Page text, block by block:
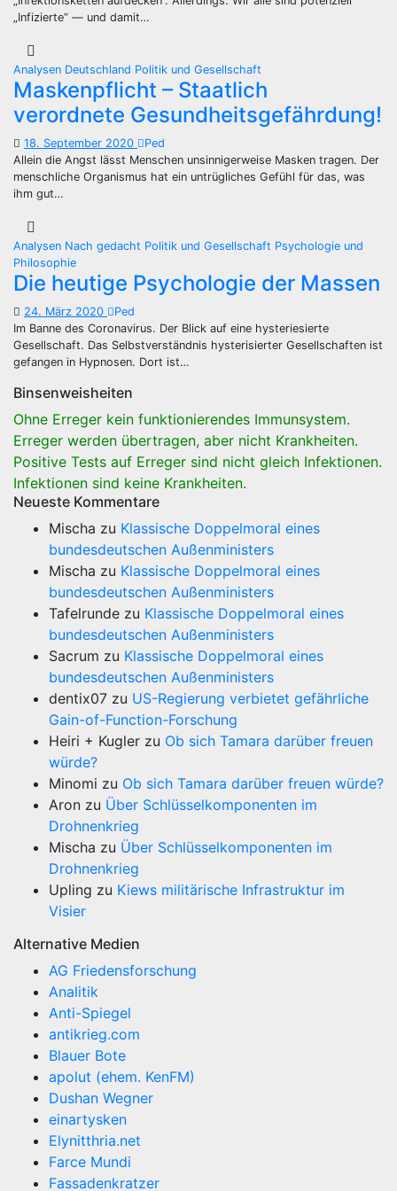
„Infizierte“ — und damit…
Analysen Deutschland Politik und Gesellschaft
Maskenpflicht – Staatlich
verordnete Gesundheitsgefährdung!
18. September 2020
Ped
Allein die Angst lässt Menschen unsinnigerweise Masken tragen. Der
menschliche Organismus hat ein untrügliches Gefühl für das, was
ihm gut…
Analysen Nach gedacht Politik und Gesellschaft Psychologie und
Philosophie
Die heutige Psychologie der Massen
24. März 2020
Ped
Im Banne des Coronavirus. Der Blick auf eine hysteriesierte
Gesellschaft. Das Selbstverständnis hysterisierter Gesellschaften ist
gefangen in Hypnosen. Dort ist…
Binsenweisheiten
Ohne Erreger kein funktionierendes Immunsystem.
Erreger werden übertragen, aber nicht Krankheiten.
Positive Tests auf Erreger sind nicht gleich Infektionen.
Infektionen sind keine Krankheiten.
Neueste Kommentare
Mischa zu Klassische Doppelmoral eines
bundesdeutschen Außenministers
Mischa zu Klassische Doppelmoral eines
bundesdeutschen Außenministers
Tafelrunde zu Klassische Doppelmoral eines
bundesdeutschen Außenministers
Sacrum zu Klassische Doppelmoral eines
bundesdeutschen Außenministers
dentix07 zu US-Regierung verbietet gefährliche
Gain-of-Function-Forschung
Heiri + Kugler zu Ob sich Tamara darüber freuen
würde?
Minomi zu Ob sich Tamara darüber freuen würde?
Aron zu Über Schlüsselkomponenten im
Drohnenkrieg
Mischa zu Über Schlüsselkomponenten im
Drohnenkrieg
Upling zu Kiews militärische Infrastruktur im
Visier
Alternative Medien
AG Friedensforschung
Analitik
Anti-Spiegel
antikrieg.com
Blauer Bote
apolut (ehem. KenFM)
Dushan Wegner
einartysken
Elynitthria.net
Farce Mundi
Fassadenkratzer